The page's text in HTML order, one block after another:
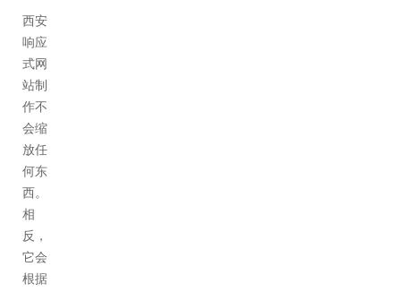
西安
响应
式网
站制
作不
会缩
放任
何东
西。
相
反，
它会
根据